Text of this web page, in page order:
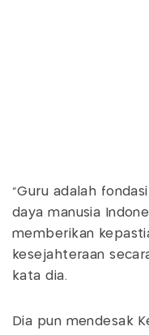
"Guru adalah
daya manusia
memberikan
kesejahteraan
kata dia.
Dia pun mendesak